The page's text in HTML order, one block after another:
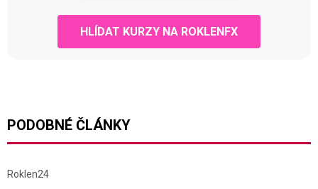
HLÍDAT KURZY NA ROKLENFX
PODOBNÉ ČLÁNKY
Roklen24